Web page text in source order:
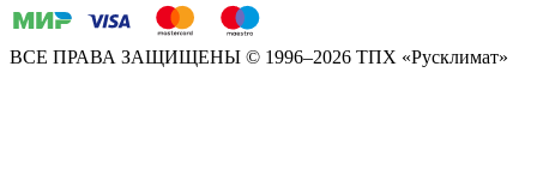
ВСЕ ПРАВА ЗАЩИЩЕНЫ © 1996–2026 ТПХ «Русклимат»